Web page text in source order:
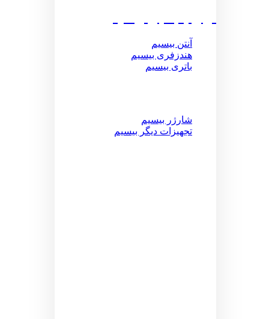
آنتن بیسیم
هندزفری بیسیم
باتری بیسیم
شارژر بیسیم
تجهیزات دیگر بیسیم